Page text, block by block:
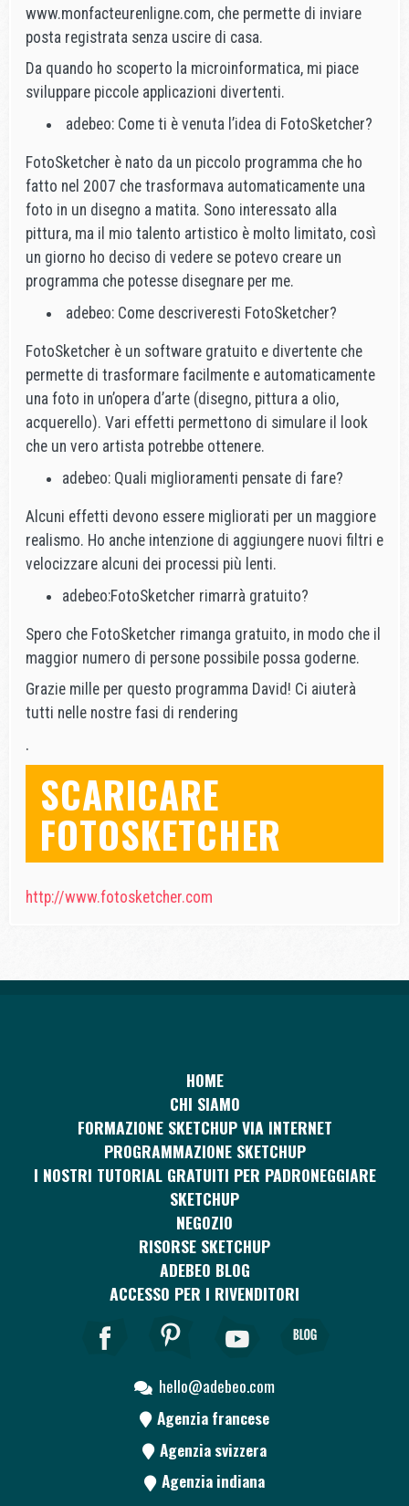
www.monfacteurenligne.com, che permette di inviare
posta registrata senza uscire di casa.
Da quando ho scoperto la microinformatica, mi piace
sviluppare piccole applicazioni divertenti.
adebeo: Come ti è venuta l’idea di FotoSketcher?
FotoSketcher è nato da un piccolo programma che ho
fatto nel 2007 che trasformava automaticamente una
foto in un disegno a matita. Sono interessato alla
pittura, ma il mio talento artistico è molto limitato, così
un giorno ho deciso di vedere se potevo creare un
programma che potesse disegnare per me.
adebeo: Come descriveresti FotoSketcher?
FotoSketcher è un software gratuito e divertente che
permette di trasformare facilmente e automaticamente
una foto in un’opera d’arte (disegno, pittura a olio,
acquerello). Vari effetti permettono di simulare il look
che un vero artista potrebbe ottenere.
adebeo: Quali miglioramenti pensate di fare?
Alcuni effetti devono essere migliorati per un maggiore
realismo. Ho anche intenzione di aggiungere nuovi filtri e
velocizzare alcuni dei processi più lenti.
adebeo:FotoSketcher rimarrà gratuito?
Spero che FotoSketcher rimanga gratuito, in modo che il
maggior numero di persone possibile possa goderne.
Grazie mille per questo programma David! Ci aiuterà
tutti nelle nostre fasi di rendering
.
SCARICARE
FOTOSKETCHER
http://www.fotosketcher.com
HOME
CHI SIAMO
FORMAZIONE SKETCHUP VIA INTERNET
PROGRAMMAZIONE SKETCHUP
I NOSTRI TUTORIAL GRATUITI PER PADRONEGGIARE
SKETCHUP
NEGOZIO
RISORSE SKETCHUP
ADEBEO BLOG
ACCESSO PER I RIVENDITORI
hello@adebeo.com
Agenzia francese
Agenzia svizzera
Agenzia indiana